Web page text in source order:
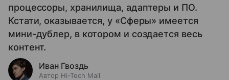
процессоры, хранилища, адаптеры и ПО.
Кстати, оказывается, у «Сферы» имеется
мини-дублер, в котором и создается весь
контент.
Иван Гвоздь
Автор Hi-Tech Mail